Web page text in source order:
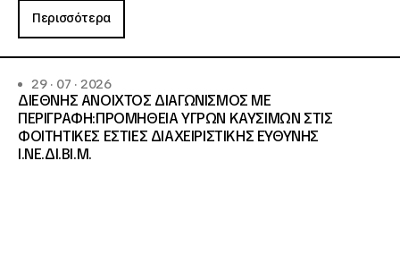
Περισσότερα
29 · 07 · 2026
ΔΙΕΘΝΗΣ ΑΝΟΙΧΤΟΣ ΔΙΑΓΩΝΙΣΜΟΣ ΜΕ
ΠΕΡΙΓΡΑΦΗ:ΠΡΟΜΗΘΕΙΑ ΥΓΡΩΝ ΚΑΥΣΙΜΩΝ ΣΤΙΣ
ΦΟΙΤΗΤΙΚΕΣ ΕΣΤΙΕΣ ΔΙΑΧΕΙΡΙΣΤΙΚΗΣ ΕΥΘΥΝΗΣ
Ι.ΝΕ.ΔΙ.ΒΙ.Μ.